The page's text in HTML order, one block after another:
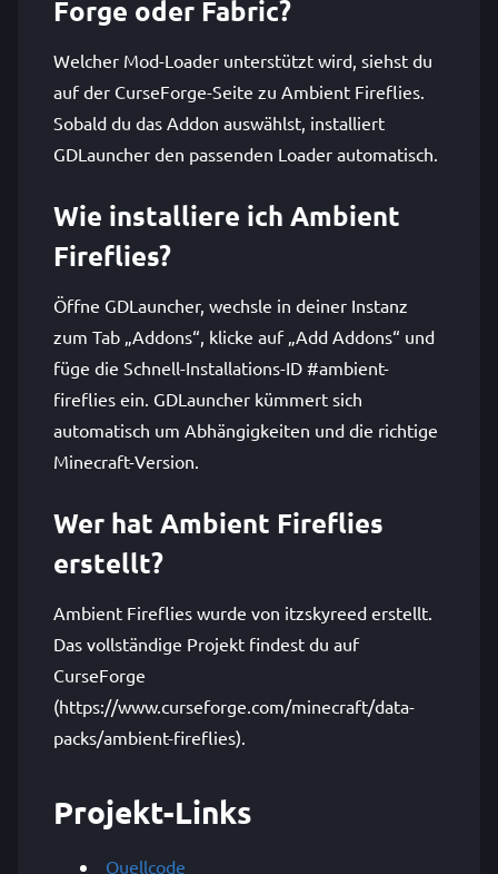
Forge oder Fabric?
Welcher Mod-Loader unterstützt wird, siehst du
auf der CurseForge-Seite zu Ambient Fireflies.
Sobald du das Addon auswählst, installiert
GDLauncher den passenden Loader automatisch.
Wie installiere ich Ambient
Fireflies?
Öffne GDLauncher, wechsle in deiner Instanz
zum Tab „Addons“, klicke auf „Add Addons“ und
füge die Schnell-Installations-ID #ambient-
fireflies ein. GDLauncher kümmert sich
automatisch um Abhängigkeiten und die richtige
Minecraft-Version.
Wer hat Ambient Fireflies
erstellt?
Ambient Fireflies wurde von itzskyreed erstellt.
Das vollständige Projekt findest du auf
CurseForge
(https://www.curseforge.com/minecraft/data-
packs/ambient-fireflies).
Projekt-Links
Quellcode